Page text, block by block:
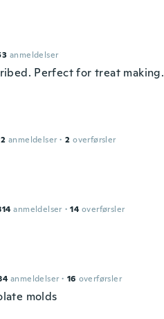
anmeldelser
Perfect for treat making.
anmeldelser · 2 overførsler
anmeldelser · 14 overførsler
anmeldelser · 16 overførsler
molds